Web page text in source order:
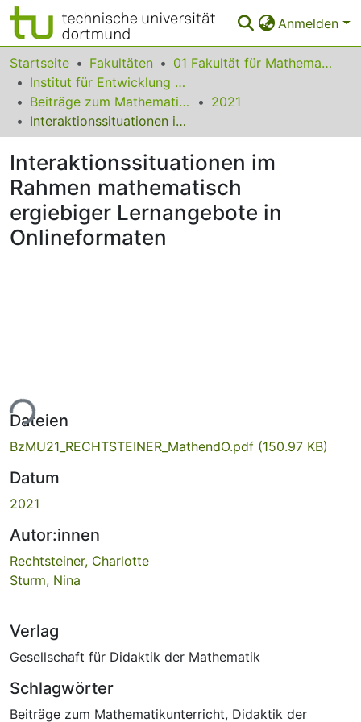
Anmelden
Bereiche & Sammlungen
Das gesamte Repositorium
Statistiken
FAQ
Leitlinien
Zurück zur Startseite
Startseite Fakultäten
01 Fakultät für Mathematik
Institut für Entwicklung und Erforschung des Mathematikunterrichts
Beiträge zum Mathematikunterricht
2021
Interaktionssituationen im Rahmen mathematisch ergiebiger Lernangebote in Onlineformaten
Interaktionssituationen im
Rahmen mathematisch
ergiebiger Lernangebote in
Onlineformaten
Dateien
BzMU21_RECHTSTEINER_MathendO.pdf (150.97 KB)
Datum
2021
Autor:innen
Rechtsteiner, Charlotte
Sturm, Nina
Verlag
Gesellschaft für Didaktik der Mathematik
Schlagwörter
Beiträge zum Mathematikunterricht, Didaktik der